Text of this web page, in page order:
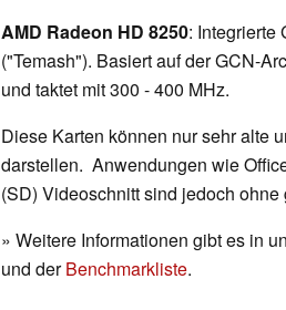
AMD Radeon HD 8250: Integrierte
("Temash"). Basiert auf der GCN-
und taktet mit 300 - 400 MHz.
Diese Karten können nur sehr alte
darstellen. Anwendungen wie
(SD) Videoschnitt sind jedoch
» Weitere Informationen gibt es in
und derBenchmarkliste.